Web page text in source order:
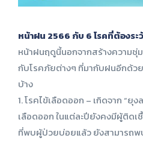
หน้าฝน 2566 กับ 6 โรคที่ต้องระ
หน้าฝนฤดูนี้นอกจากสร้างความชุ่
กับโรคภัยต่างๆ ที่มากับฝนอีกด้วย
บ้าง
1. โรคไข้เลือดออก – เกิดจาก “ยุ
เลือดออก ในแต่ละปียังคงมีผู้ติดเ
ที่พบผู้ป่วยบ่อยแล้ว ยังสามารถ